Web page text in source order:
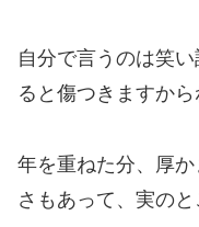
自分で言うのは笑
ると傷つきますから
年を重ねた分、厚
さもあって、実の